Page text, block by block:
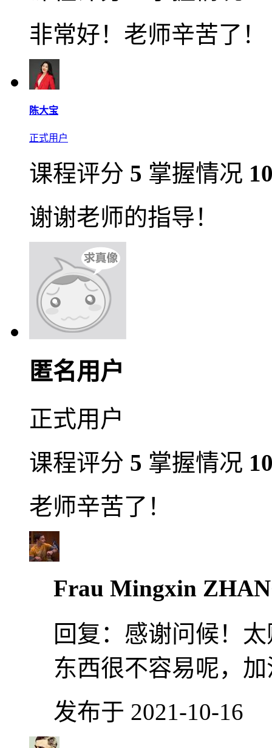
非常好！老师辛苦了！
陈大宝
正式用户
课程评分 5 掌握情况
谢谢老师的指导！
匿名用户
正式用户
课程评分 5 掌握情况
老师辛苦了！
Frau Mingxin
回复： 感谢问候！
东西很不容易呢，
发布于 2021-10-16